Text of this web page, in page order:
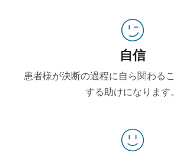
自信
患者様が決断の過程に自ら関わる
する助けになります。